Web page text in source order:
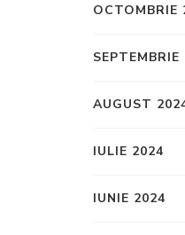
OCTOMBRIE
SEPTEMBRIE
AUGUST
IULIE 2024
IUNIE 2024